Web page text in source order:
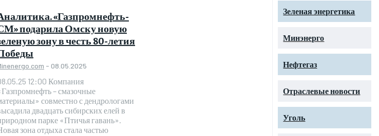
«Газпромнефть-
подарила Омску новую
зону в честь 80-летия
- 08.05.2025
12:00 Компания
– смазочные
совместно с дендрологами
двадцать сибирских елей в
парке «Птичья гавань».
зона отдыха стала частью
Зеленая энергетика
Минэнерго
Нефтегаз
Отраслевые новости
Уголь